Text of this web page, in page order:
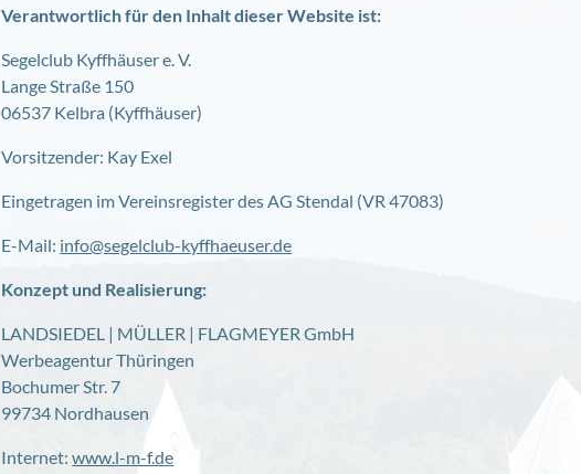
Verantwortlich für den Inhalt dieser Website ist:
Segelclub Kyffhäuser e. V.
Lange Straße 150
06537 Kelbra (Kyffhäuser)
Vorsitzender: Kay Exel
Eingetragen im Vereinsregister des AG Stendal (VR 47083)
E-Mail: info@segelclub-kyffhaeuser.de
Konzept und Realisierung:
LANDSIEDEL | MÜLLER | FLAGMEYER GmbH
Werbeagentur Thüringen
Bochumer Str. 7
99734 Nordhausen
Internet:www.l-m-f.de